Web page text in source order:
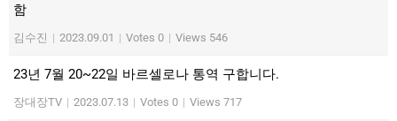
함
김수진 | 2023.09.01 | Votes 0 | Views 546
23년 7월 20~22일 바르셀로나 통역 구합니다.
장대장TV | 2023.07.13 | Votes 0 | Views 717